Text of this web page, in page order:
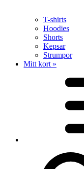
T-shirts
Hoodies
Shorts
Kepsar
Strumpor
Mitt kort »